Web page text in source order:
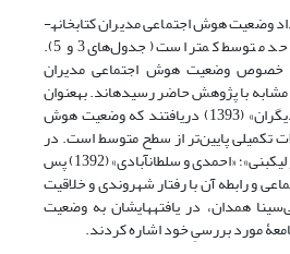
یافتۀ دیگر پژوهش نشان داد وضعیت هوش اجتماعی مدیران کتابخانه­
های آستان‌‌قدس‌رضوی، از حد متوسط کمتر است (جدول‌های 3 و 5).
خصوص وضعیت هوش اجتماعی مدیران
مشابه با پژوهش حاضر رسیده­اند. به­عنوان
نمونه «نصیری و لیک­بنی و دیگران» (1393) دریافتند که وضعیت هوش
تکمیلی پایین‌تر از سطح متوسط است. در
پژوهشی دیگر نیز «نصیری ­و لیک­بنی»؛ «احمدی و سلطان­آبادی» (1392) پس
و رابطه آن با رفتار شهروندی و خلاقیت
همدان، در یافته­هایشان به وضعیت
مورد بررسیِ خود اشاره کردند.